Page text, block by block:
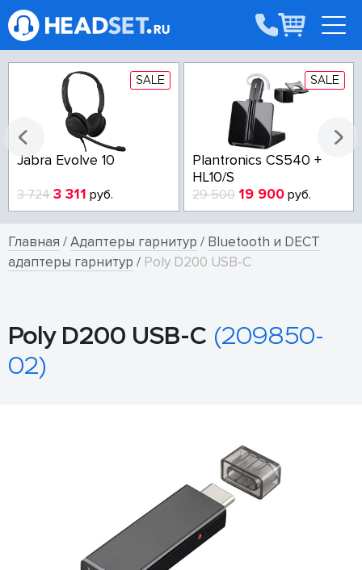
SALE
Jabra Evolve 10
3 724 3 311 руб.
SALE
Plantronics CS540 +
HL10/S
29 500 19 900руб.
Главная /Адаптеры гарнитур / Bluetooth и DECT
адаптеры гарнитур / Poly D200 USB-C
Poly D200 USB-C (209850-
02)